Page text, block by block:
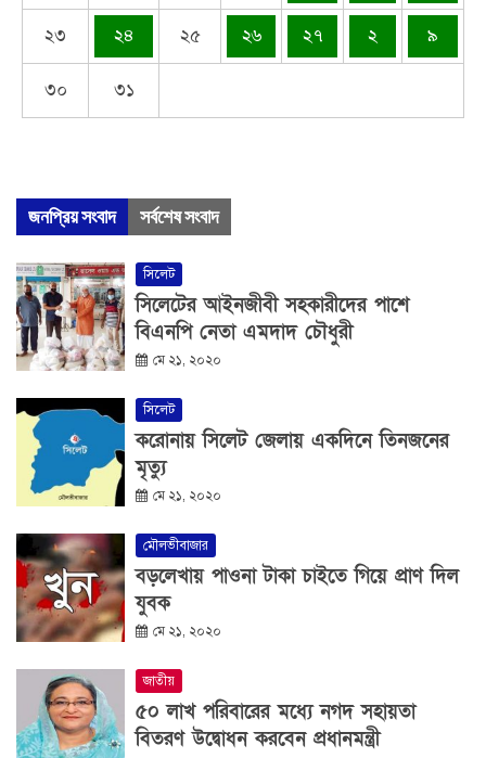
২৩ ২৪ ২৫ ২৬ ২৭ ২ ৯
৩০ ৩১
জনপ্রিয় সংবাদ সর্বশেষ সংবাদ
সিলেট
সিলেটের আইনজীবী সহকারীদের পাশে
বিএনপি নেতা এমদাদ চৌধুরী
মে ২১, ২০২০
সিলেট
করোনায় সিলেট জেলায় একদিনে তিনজনের
মৃত্যু
মে ২১, ২০২০
মৌলভীবাজার
বড়লেখায় পাওনা টাকা চাইতে গিয়ে প্রাণ দিল
যুবক
মে ২১, ২০২০
জাতীয়
৫০ লাখ পরিবারের মধ্যে নগদ সহায়তা
বিতরণ উদ্বোধন করবেন প্রধানমন্ত্রী